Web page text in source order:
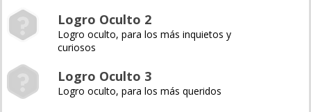
Logro Oculto 2
Logro oculto, para los más inquietos y
curiosos
Logro Oculto 3
Logro oculto, para los más queridos